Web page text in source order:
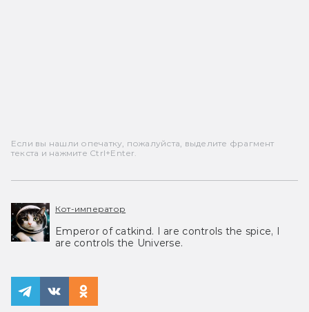
Если вы нашли опечатку, пожалуйста, выделите фрагмент
текста и нажмите Ctrl+Enter.
Кот-император
Emperor of catkind. I are controls the spice, I
are controls the Universe.